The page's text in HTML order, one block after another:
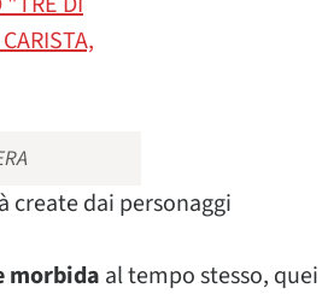
create dai personaggi
morbida al tempo stesso, quei